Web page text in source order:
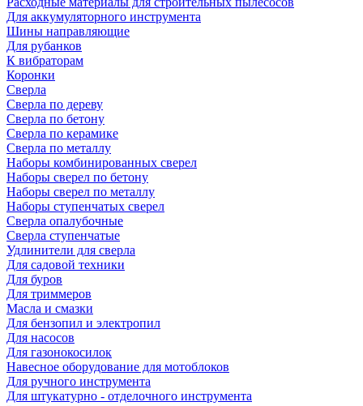
Для аккумуляторного инструмента
Шины направляющие
Для рубанков
К вибраторам
Коронки
Сверла
Сверла по дереву
Сверла по бетону
Сверла по керамике
Сверла по металлу
Наборы комбинированных сверел
Наборы сверел по бетону
Наборы сверел по металлу
Наборы ступенчатых сверел
Сверла опалубочные
Сверла ступенчатые
Удлинители для сверла
Для садовой техники
Для буров
Для триммеров
Масла и смазки
Для бензопил и электропил
Для насосов
Для газонокосилок
Навесное оборудование для мотоблоков
Для ручного инструмента
Для штукатурно - отделочного инструмента